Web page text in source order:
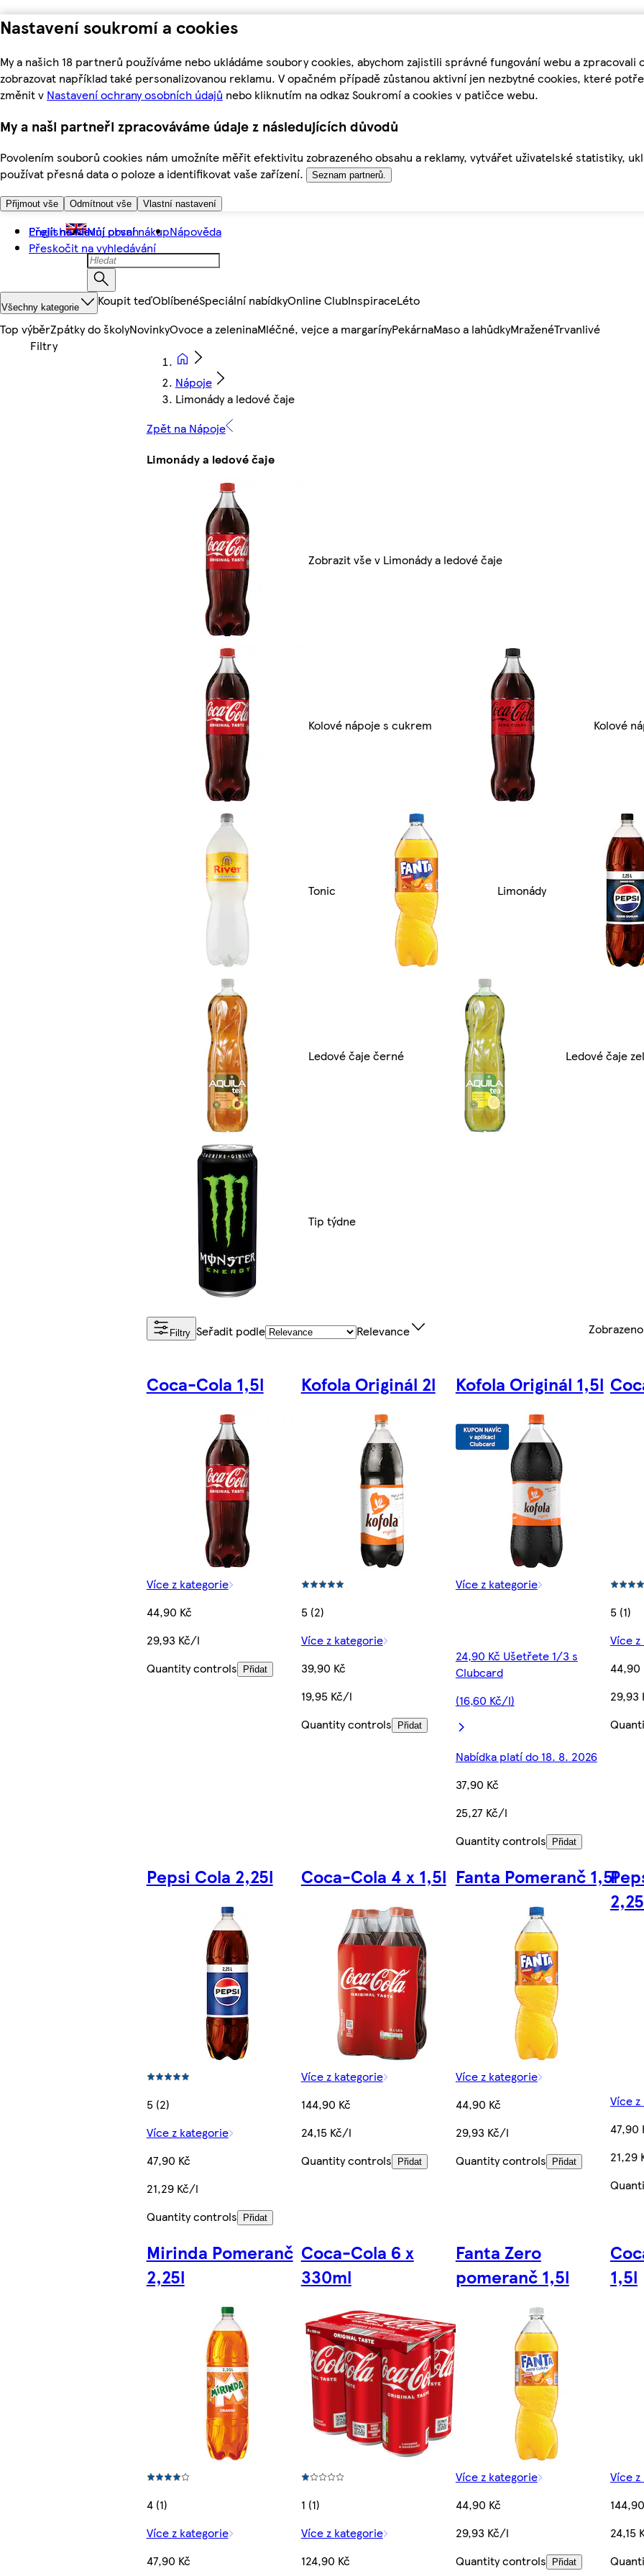
Nastavení soukromí a cookies
My a našich 18 partnerů používáme nebo ukládáme soubory cookies, abychom zajistili správné fungování webu a
zobrazovat například také personalizovanou reklamu. V opačném případě zůstanou aktivní jen nezbytné cookies, které
změnit v Nastavení ochrany osobních údajů nebo kliknutím na odkaz Soukromí a cookies v patičce webu.
My a naši partneři zpracováváme údaje z následujících důvodů
Povolením souborů cookies nám umožníte měřit efektivitu zobrazeného obsahu a reklamy, vytvářet uživatelské statistiky,
používat přesná data o poloze a identifikovat vaše zařízení.
Seznam partnerů.
Přijmout vše Odmítnout vše Vlastní nastavení
Přejít na hlavní obsah
Přeskočit na vyhledávání
English Můj první nákupNápověda
Všechny kategorie Koupit teďOblíbenéSpeciální nabídkyOnline ClubInspiraceLéto
Top výběrZpátky do školyNovinkyOvoce a zeleninaMléčné, vejce a margarínyPekárnaMaso a lahůdkyMraženéTrvanlivé
Nápoje
Limonády a ledové čaje
Zpět na Nápoje
Limonády a ledové čaje
Zobrazit vše v Limonády a ledové čaje
Kolové nápoje s cukrem Kolové
Tonic Limonády
Ledové čaje černé Ledové čaje
Tip týdne
Filtry Seřadit podle Relevance
Coca-Cola 1,5l
Více z kategorie
44,90 Kč
29,93 Kč/l
Quantity controls
Přidat
Kofola Originál 2l
5 (2)
Více z kategorie
39,90 Kč
19,95 Kč/l
Quantity controls
Přidat
Kofola Originál 1,5l
Více z kategorie
24,90 Kč Ušetřete 1/3 s
Clubcard
(16,60 Kč/l)
Nabídka platí do 18. 8. 2026
37,90 Kč
25,27 Kč/l
Quantity controls
Přidat
5 (1)
Více
44,90
29,93
Pepsi Cola 2,25l
5 (2)
Více z kategorie
47,90 Kč
21,29 Kč/l
Quantity controls
Přidat
Coca-Cola 4 x 1,5l
Více z kategorie
144,90 Kč
24,15 Kč/l
Quantity controls
Přidat
Fanta Pomeranč 1,5l
Více z kategorie
44,90 Kč
29,93 Kč/l
Quantity controls
Přidat
Více
47,90
21,29
Mirinda Pomeranč
2,25l
4 (1)
Více z kategorie
47,90 Kč
Coca-Cola 6 x
330ml
1 (1)
Více z kategorie
124,90 Kč
Fanta Zero
pomeranč 1,5l
Více z kategorie
44,90 Kč
29,93 Kč/l
Quantity controls
Přidat
1,5l
Více
24,15